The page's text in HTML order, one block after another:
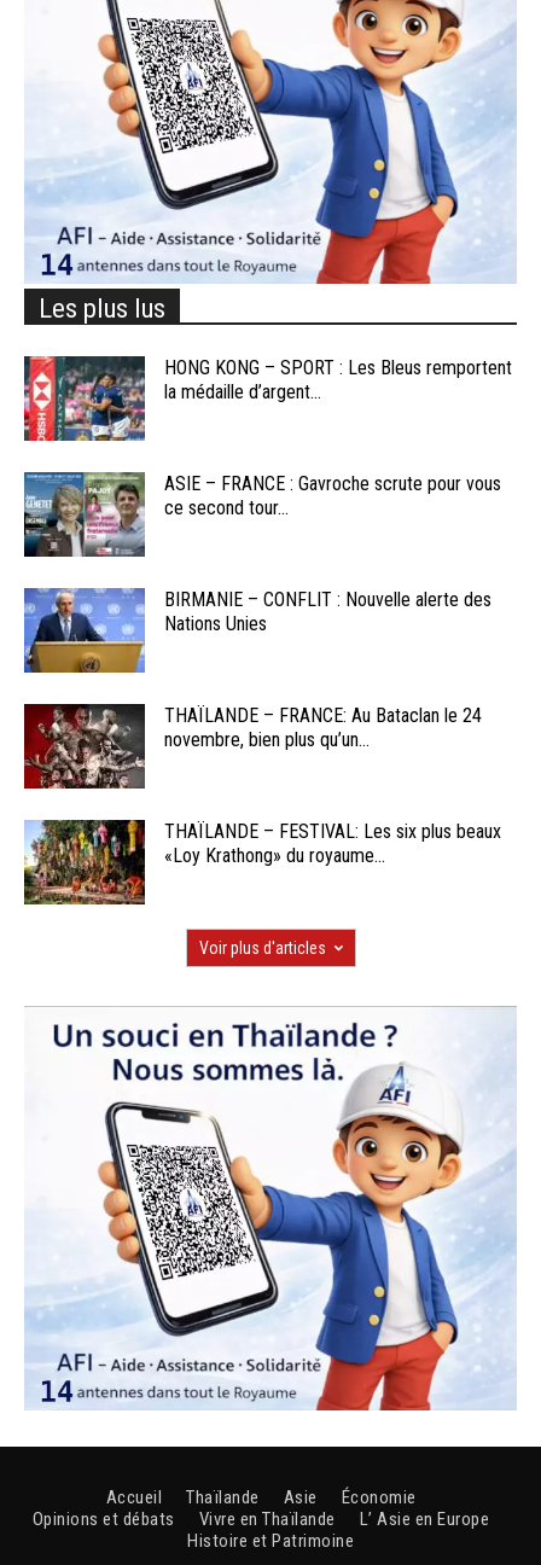
Les plus lus
HONG KONG – SPORT : Les Bleus remportent
la médaille d’argent...
ASIE – FRANCE : Gavroche scrute pour vous
ce second tour...
BIRMANIE – CONFLIT : Nouvelle alerte des
Nations Unies
THAÏLANDE – FRANCE: Au Bataclan le 24
novembre, bien plus qu’un...
THAÏLANDE – FESTIVAL: Les six plus beaux
«Loy Krathong» du royaume...
Voir plus d'articles
Accueil Thaïlande Asie
Économie
Opinions et débats
Vivre en Thaïlande
L’ Asie en Europe
Histoire et Patrimoine